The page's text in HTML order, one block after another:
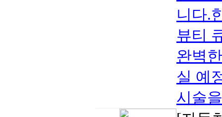
니다.
뷰티
완벽
실 예
시술